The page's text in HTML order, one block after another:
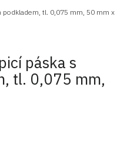
podkladem, tl. 0,075 mm, 50 mm x
páska s
tl. 0,075 mm,